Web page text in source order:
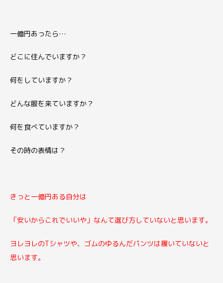
一億円あったら…
どこに住んでいますか？
何をしていますか？
どんな服を来ていますか？
何を食べていますか？
その時の表情は？
きっと一億円ある自分は
「安いからこれでいいや」なんて選び方していないと思います。
ヨレヨレのTシャツや、ゴムのゆるんだパンツは履いていないと
思います。